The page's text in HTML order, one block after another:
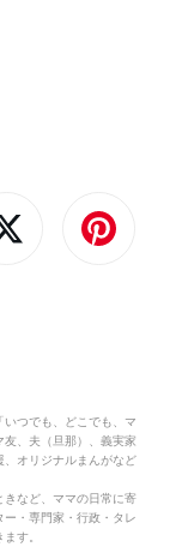
つでも、どこでも、マ
、夫（旦那）、義実家
、オリジナルまんがなど
きなど、ママの日常に寄
・専門家・行政・タレ
す。